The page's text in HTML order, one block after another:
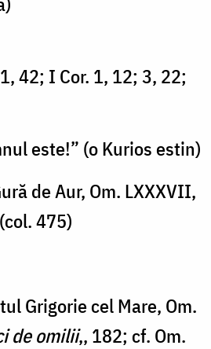
42; I Cor. 1, 12; 3, 22;
este!” (o Kurios estin)
de Aur, Om. LXXXVII,
475)
Grigorie cel Mare, Om.
de omilii,, 182; cf. Om.